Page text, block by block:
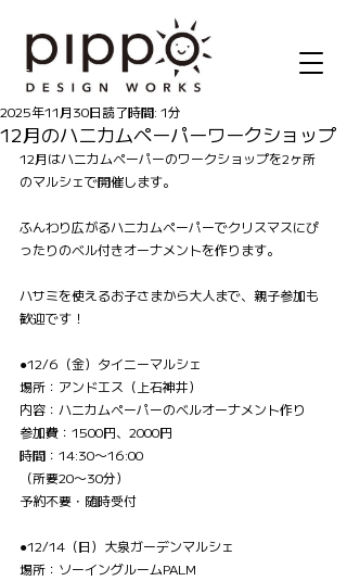
記事
12月のハニカムペーパーワークショップ
2025年11月30日読了時間: 1分
12月はハニカムペーパーのワークショップを2ヶ所
のマルシェで開催します。
ふんわり広がるハニカムペーパーでクリスマスにぴ
ったりのベル付きオーナメントを作ります。
ハサミを使えるお子さまから大人まで、親子参加も
歓迎です！
●12/6（金）タイニーマルシェ
場所：アンドエス（上石神井）
内容：ハニカムペーパーのベルオーナメント作り
参加費：1500円、2000円
時間：14:30〜16:00
（所要20〜30分）
予約不要・随時受付
●12/14（日）大泉ガーデンマルシェ
場所：ソーイングルームPALM